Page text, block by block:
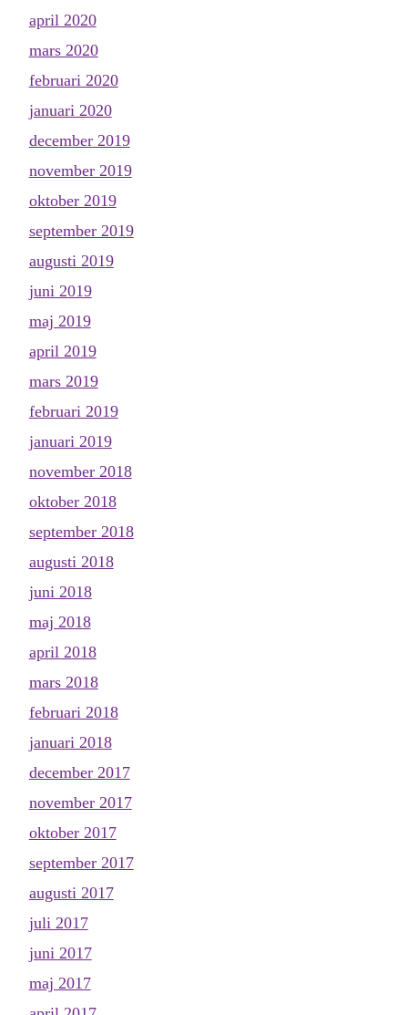
april 2020
mars 2020
februari 2020
januari 2020
december 2019
november 2019
oktober 2019
september 2019
augusti 2019
juni 2019
maj 2019
april 2019
mars 2019
februari 2019
januari 2019
november 2018
oktober 2018
september 2018
augusti 2018
juni 2018
maj 2018
april 2018
mars 2018
februari 2018
januari 2018
december 2017
november 2017
oktober 2017
september 2017
augusti 2017
juli 2017
juni 2017
maj 2017